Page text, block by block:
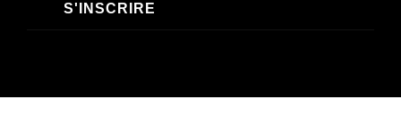
S'INSCRIRE